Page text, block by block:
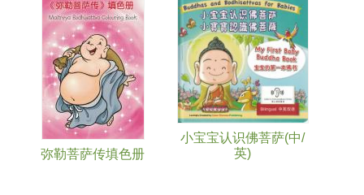
弥勒菩萨传填色册
小宝宝认识佛菩萨(中/
英)